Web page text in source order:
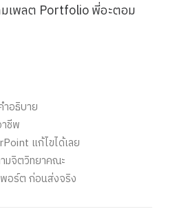
เพลต Portfolio พี่อะตอม
อธิบาย
ชีพ
แก้ไขได้เลย
จิตวิทยาคณะ
อร์ต ก่อนส่งจริง